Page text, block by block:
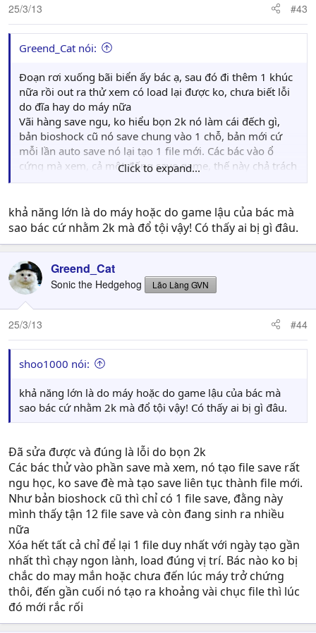
25/3/13 #43
Greend_Cat nói:
Đoạn rơi xuống bãi biển ấy bác ạ, sau đó đi thêm 1 khúc
nữa rồi out ra thử xem có load lại được ko, chưa biết lỗi
do đĩa hay do máy nữa
Vãi hàng save ngu, ko hiểu bọn 2k nó làm cái đếch gì,
bản bioshock cũ nó save chung vào 1 chỗ, bản mới cứ
mỗi lần auto save nó lại tạo 1 file mới. Các bác vào ổ
cứng mà xem, cả một đống save game, thế này chả trách
lỗi là phải
Click to expand...
khả năng lớn là do máy hoặc do game lậu của bác mà
sao bác cứ nhằm 2k mà đổ tội vậy! Có thấy ai bị gì đâu.
Greend_Cat
Sonic the Hedgehog Lão Làng GVN
25/3/13 #44
shoo1000 nói:
khả năng lớn là do máy hoặc do game lậu của bác mà
sao bác cứ nhằm 2k mà đổ tội vậy! Có thấy ai bị gì đâu.
Đã sửa được và đúng là lỗi do bọn 2k
Các bác thử vào phần save mà xem, nó tạo file save rất
ngu học, ko save đè mà tạo save liên tục thành file mới.
Như bản bioshock cũ thì chỉ có 1 file save, đằng này
mình thấy tận 12 file save và còn đang sinh ra nhiều
nữa
Xóa hết tất cả chỉ để lại 1 file duy nhất với ngày tạo gần
nhất thì chạy ngon lành, load đúng vị trí. Bác nào ko bị
chắc do may mắn hoặc chưa đến lúc máy trở chứng
thôi, đến gần cuối nó tạo ra khoảng vài chục file thì lúc
đó mới rắc rối